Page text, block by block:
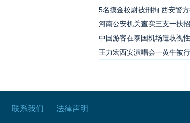
5名摸金校尉被刑拘 西安警方
河南公安机关查实三支一扶招
中国游客在泰国机场遭歧视性
王力宏西安演唱会一黄牛被
联系我们 法律声明